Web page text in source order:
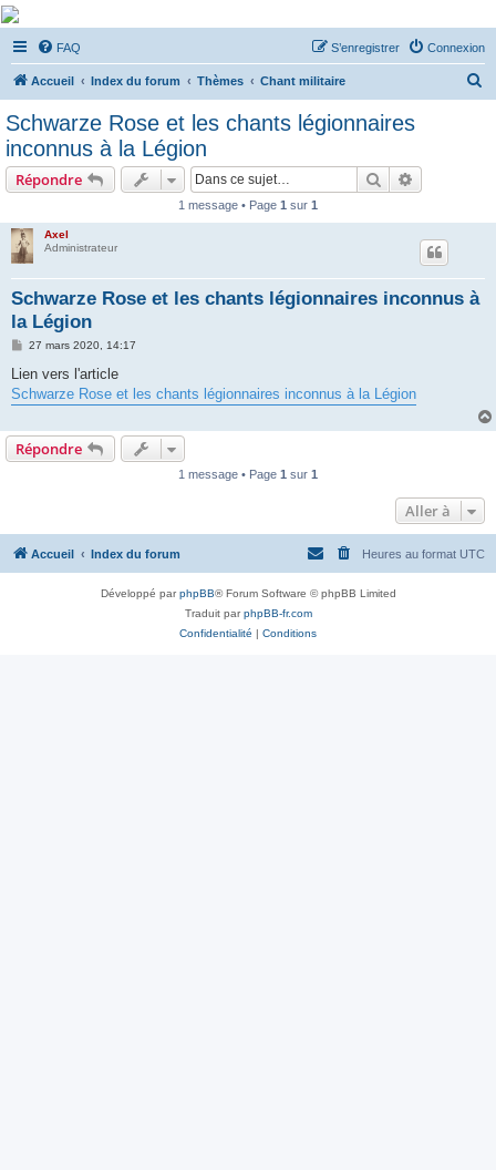
De Musicae Militari -
Forums
Forums de discussions
FAQ Connexion
S’enregistrer
Accueil Index du forum Thèmes Chant militaire
Schwarze Rose et les chants légionnaires
inconnus à la Légion
Répondre Rechercher
1 message • Page 1 sur 1
Axel
Administrateur
Schwarze Rose et les chants légionnaires inconnus à
la Légion
M
s
a
27 mars 2020, 14:17
Lien vers l'article
Schwarze Rose et les chants légionnaires inconnus à la Légion
Répondre
1 message • Page 1 sur 1
Aller à
Accueil Index du forum Heures au format UTC
Développé parphpBB® Forum Software © phpBB Limited
Traduit parphpBB-fr.com
Confidentialité | Conditions